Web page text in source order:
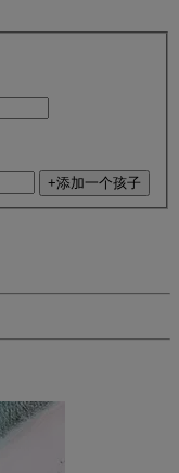
+添加一个孩子